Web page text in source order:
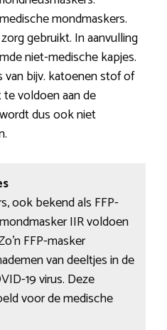
mondmaskers.
gebruikt. In aanvulling
niet-medische kapjes.
van bijv. katoenen stof of
voldoen aan de
dus ook niet
ook bekend als FFP-
IIR voldoen
FFP-masker
van deeltjes in de
19 virus. Deze
voor de medische